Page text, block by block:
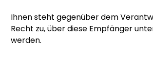
Ihnen steht gegenüber dem
Recht zu, über diese Empfänger
werden.